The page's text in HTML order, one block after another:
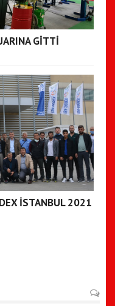
GİTTİ
İSTANBUL 2021